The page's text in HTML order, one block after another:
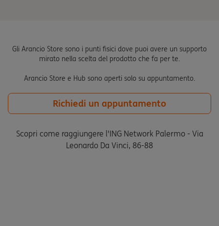
Gli Arancio Store sono i punti fisici dove puoi avere un supporto
mirato nella scelta del prodotto che fa per te.
Arancio Store e Hub sono aperti solo su appuntamento.
Richiedi un appuntamento
Scopri come raggiungere l'ING Network Palermo - Via
Leonardo Da Vinci, 86-88